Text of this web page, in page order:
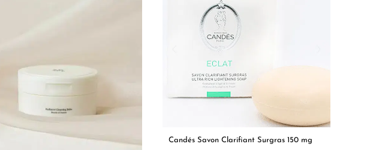
Candés Savon Clarifiant Surgras 150 mg